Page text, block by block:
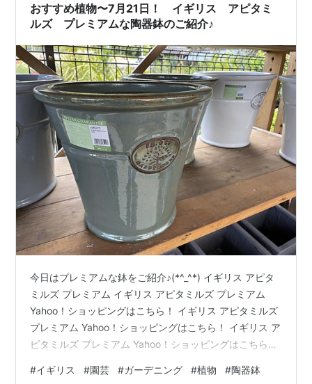
おすすめ植物〜7月21日！ イギリス アピタミ
ルズ プレミアムな陶器鉢のご紹介♪
今日はプレミアムな鉢をご紹介♪(*^_^*) イギリス アピタ
ミルズ プレミアム イギリス アピタミルズ プレミアム
Yahoo！ショッピングはこちら！ イギリス アピタミルズ
プレミアム Yahoo！ショッピングはこちら！ イギリス ア
ピタミルズ プレミアム Yahoo！ショッピングはこちら！
くださいね～♪(*^_^*) youtube.com 実店舗でも販売して
#イギリス #園芸 #ガーデニング #植物 #陶器鉢